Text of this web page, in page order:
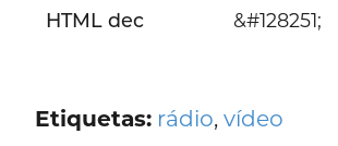
HTML dec &#128251;
Etiquetas: rádio, vídeo